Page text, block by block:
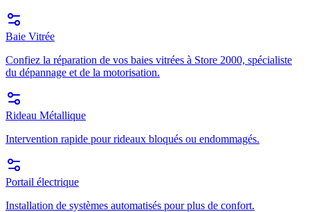
Baie Vitrée
Confiez la réparation de vos baies vitrées à Store 2000, spécialiste
du dépannage et de la motorisation.
Rideau Métallique
Intervention rapide pour rideaux bloqués ou endommagés.
Portail électrique
Installation de systèmes automatisés pour plus de confort.